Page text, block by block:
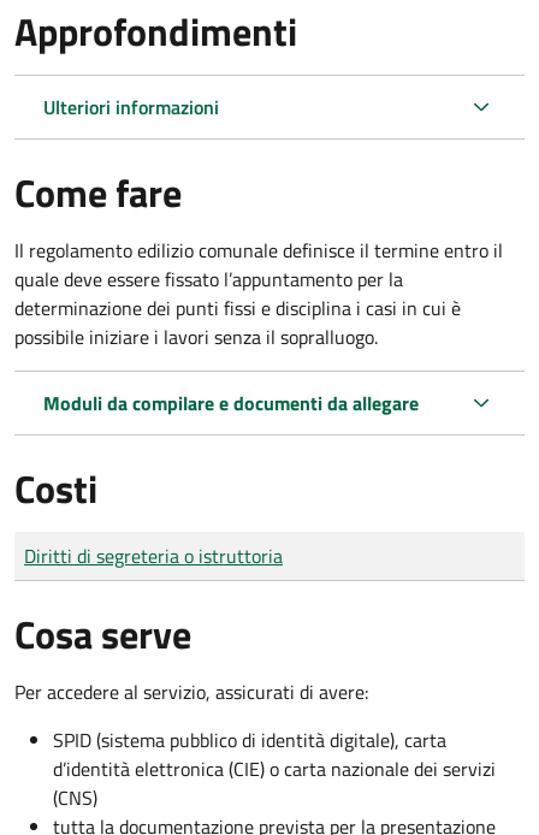
Approfondimenti
Ulteriori informazioni
Come fare
Il regolamento edilizio comunale definisce il termine entro il
quale deve essere fissato l’appuntamento per la
determinazione dei punti fissi e disciplina i casi in cui è
possibile iniziare i lavori senza il sopralluogo.
Moduli da compilare e documenti da allegare
Costi
Tipo di pagamento
Importo
Diritti di segreteria o istruttoria
Cosa serve
Per accedere al servizio, assicurati di avere:
SPID (sistema pubblico di identità digitale), carta
d’identità elettronica (CIE) o carta nazionale dei servizi
(CNS)
tutta la documentazione prevista per la presentazione